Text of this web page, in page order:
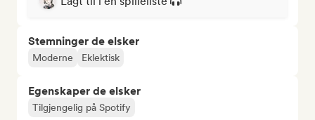
Stemninger de elsker
Moderne Eklektisk
Egenskaper de elsker
Tilgjengelig på Spotify